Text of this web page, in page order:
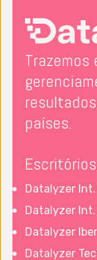
países.
Escritórios
Datalyzer Int.
Datalyzer Int.
Datalyzer
Datalyzer